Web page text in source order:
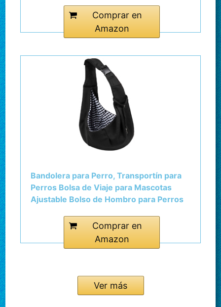
con enganches para Coche (M)
Comprar en
Amazon
Bandolera para Perro, Transportín para
Perros Bolsa de Viaje para Mascotas
Ajustable Bolso de Hombro para Perros
Comprar en
Amazon
Ver más